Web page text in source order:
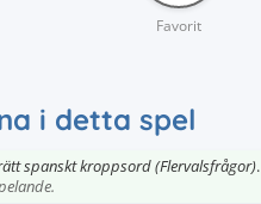
Favorit
i detta spel
spanskt kroppsord (Flervalsfrågor).